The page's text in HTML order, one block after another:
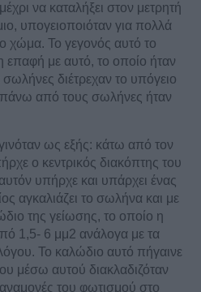
να καταλήξει στον μετρητή
υπογειοποιόταν για πολλά
χώμα. Το γεγονός αυτό το
επαφή με αυτό, το οποίο ήταν
διέτρεχαν το υπόγειο
από τους σωλήνες ήταν
ως εξής: κάτω από τον
ο κεντρικός διακόπτης του
υπήρχε και υπάρχει ένας
αγκαλιάζει το σωλήνα και με
της γείωσης, το οποίο η
1,5- 6 μμ2 ανάλογα με τα
Το καλώδιο αυτό πήγαινε
μέσω αυτού διακλαδιζόταν
αναμονές του φωτισμού στο